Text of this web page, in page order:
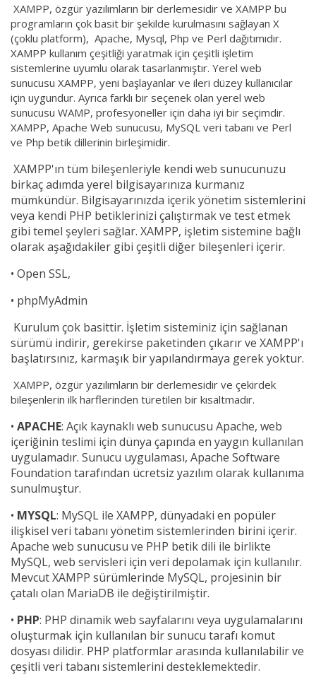
XAMPP, özgür yazılımların bir derlemesidir ve XAMPP bu
programların çok basit bir şekilde kurulmasını sağlayan X
(çoklu platform), Apache, Mysql, Php ve Perl dağıtımıdır.
XAMPP kullanım çeşitliği yaratmak için çeşitli işletim
sistemlerine uyumlu olarak tasarlanmıştır. Yerel web
sunucusu XAMPP, yeni başlayanlar ve ileri düzey kullanıcılar
için uygundur. Ayrıca farklı bir seçenek olan yerel web
sunucusu WAMP, profesyoneller için daha iyi bir seçimdir.
XAMPP, Apache Web sunucusu, MySQL veri tabanı ve Perl
ve Php betik dillerinin birleşimidir.
XAMPP'ın tüm bileşenleriyle kendi web sunucunuzu
birkaç adımda yerel bilgisayarınıza kurmanız
mümkündür. Bilgisayarınızda içerik yönetim sistemlerini
veya kendi PHP betiklerinizi çalıştırmak ve test etmek
gibi temel şeyleri sağlar. XAMPP, işletim sistemine bağlı
olarak aşağıdakiler gibi çeşitli diğer bileşenleri içerir.
• Open SSL,
• phpMyAdmin
Kurulum çok basittir. İşletim sisteminiz için sağlanan
sürümü indirir, gerekirse paketinden çıkarır ve XAMPP'ı
başlatırsınız, karmaşık bir yapılandırmaya gerek yoktur.
XAMPP, özgür yazılımların bir derlemesidir ve çekirdek
bileşenlerin ilk harflerinden türetilen bir kısaltmadır.
• APACHE: Açık kaynaklı web sunucusu Apache, web
içeriğinin teslimi için dünya çapında en yaygın kullanılan
uygulamadır. Sunucu uygulaması, Apache Software
Foundation tarafından ücretsiz yazılım olarak kullanıma
sunulmuştur.
• MYSQL: MySQL ile XAMPP, dünyadaki en popüler
ilişkisel veri tabanı yönetim sistemlerinden birini içerir.
Apache web sunucusu ve PHP betik dili ile birlikte
MySQL, web servisleri için veri depolamak için kullanılır.
Mevcut XAMPP sürümlerinde MySQL, projesinin bir
çatalı olan MariaDB ile değiştirilmiştir.
• PHP: PHP dinamik web sayfalarını veya uygulamalarını
oluşturmak için kullanılan bir sunucu tarafı komut
dosyası dilidir. PHP platformlar arasında kullanılabilir ve
çeşitli veri tabanı sistemlerini desteklemektedir.